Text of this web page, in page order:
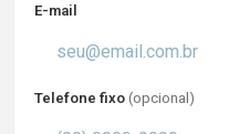
E-mail
Telefone fixo (opcional)